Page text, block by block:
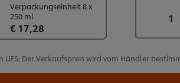
Verpackungseinheit 8 x
250 ml
€ 17,28
Der Verkaufspreis wird vom Händler